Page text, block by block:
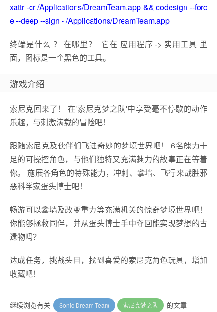
xattr -cr /Applications/DreamTeam.app && codesign --forc
e --deep --sign - /Applications/DreamTeam.app
终端是什么 ？ 在哪里？ 它在 应用程序 -> 实用工具 里
面，图标是一个黑色的工具。
游戏介绍
索尼克回来了！ 在'索尼克梦之队'中享受毫不停歇的动作
乐趣，与刺激满载的冒险吧！
跟随索尼克及伙伴们飞进奇妙的梦境世界吧！ 6名魄力十
足的可操控角色，与他们独特又充满魅力的故事正在等着
你。 施展各角色的特殊能力，冲刺、攀墙、飞行来战胜邪
恶科学家蛋头博士吧！
畅游可以攀墙及改变重力等充满机关的惊奇梦境世界吧！
你能够拯救同伴，并从蛋头博士手中夺回能实现梦想的古
遗物吗？
达成任务，挑战头目，找到喜爱的索尼克角色玩具，增加
收藏吧！
继续浏览有关 Sonic Dream Team 索尼克梦之队 的文章